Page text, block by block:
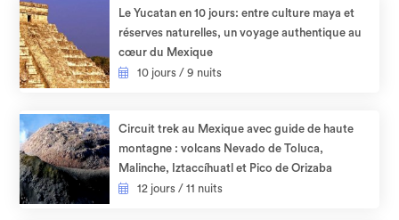
Le Yucatan en 10 jours: entre culture maya et
réserves naturelles, un voyage authentique au
cœur du Mexique
10 jours / 9 nuits
Circuit trek au Mexique avec guide de haute
montagne : volcans Nevado de Toluca,
Malinche, Iztaccíhuatl et Pico de Orizaba
12 jours / 11 nuits